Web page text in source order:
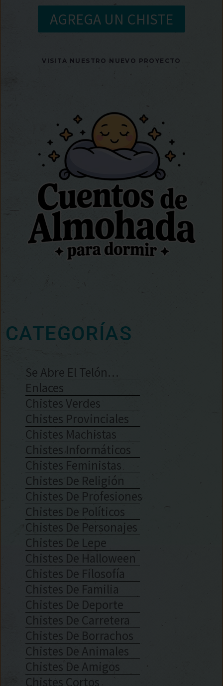
AGREGA UN CHISTE
VISITA NUESTRO NUEVO PROYECTO
CATEGORÍAS
Se Abre El Telón…
Enlaces
Chistes Verdes
Chistes Provinciales
Chistes Machistas
Chistes Informáticos
Chistes Feministas
Chistes De Religión
Chistes De Profesiones
Chistes De Políticos
Chistes De Personajes
Chistes De Lepe
Chistes De Halloween
Chistes De Filosofía
Chistes De Familia
Chistes De Deporte
Chistes De Carretera
Chistes De Borrachos
Chistes De Animales
Chistes De Amigos
Chistes Cortos